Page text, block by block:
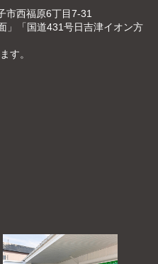
市西福原6丁目7-31
」「国道431号日吉津イオン方
す。